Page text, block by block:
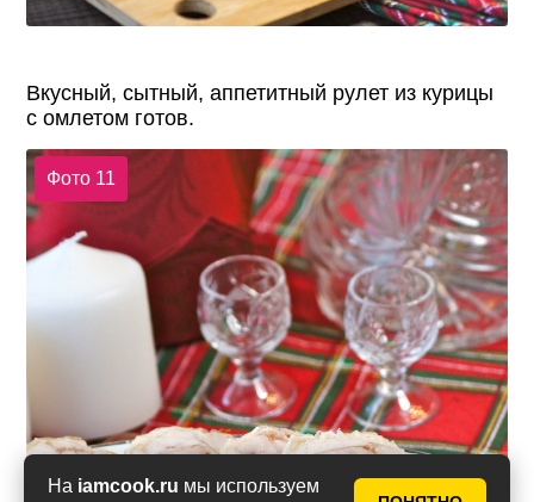
На iamcook.ru мы используем
Вкусный, сытный, аппетитный рулет из курицы
с омлетом готов.
Фото 11